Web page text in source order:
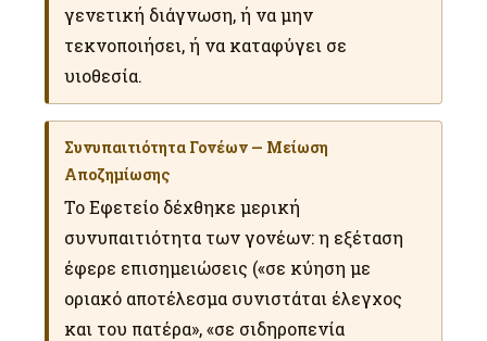
γενετική διάγνωση, ή να μην
τεκνοποιήσει, ή να καταφύγει σε
υιοθεσία.
Συνυπαιτιότητα Γονέων — Μείωση
Αποζημίωσης
Το Εφετείο δέχθηκε μερική
συνυπαιτιότητα των γονέων: η εξέταση
έφερε επισημειώσεις («σε κύηση με
οριακό αποτέλεσμα συνιστάται έλεγχος
και του πατέρα», «σε σιδηροπενία